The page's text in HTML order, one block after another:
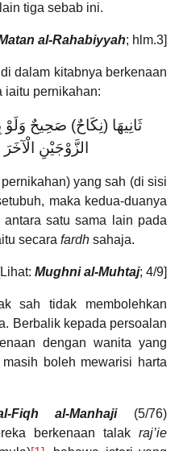
tiga sebab ini.
al-Rahabiyyah; hlm.3]
dalam kitabnya berkenaan
iaitu pernikahan:
ثَانِيهَا (نِكَاحٌ) صَحِيحٌ
الزَّوْجَيْنِ
yang sah (di sisi
maka kedua-duanya
satu sama lain pada
secara fardh sahaja.
Mughni al-Muhtaj; 4/9]
sah tidak membolehkan
Berbalik kepada persoalan
dengan wanita yang
boleh mewarisi harta
Fiqh al-Manhaji(5/76)
berkenaan talak raj’ie